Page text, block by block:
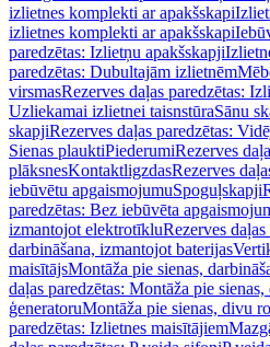
izlietnes komplekti ar apakšskapi
izlietnes komplekti ar apakšskapi
paredzētas: Izlietņu apakšskapji
paredzētas: Dubultajām izlietnēm
virsmasRezerves daļas paredzētas:
Uzliekamai izlietnei taisnstūraSānu
skapjiRezerves daļas paredzētas:
Sienas plauktiPiederumiRezerves
plāksnesKontaktligzdasRezerves
iebūvētu apgaismojumuSpoguļskapji
paredzētas: Bez iebūvēta
izmantojot elektrotīkluRezerves
darbināšana, izmantojot baterijas
maisītājsMontāža pie sienas,
daļas paredzētas: Montāža pie
ģeneratoruMontāža pie sienas, divu
paredzētas: Izlietnes maisītājiem